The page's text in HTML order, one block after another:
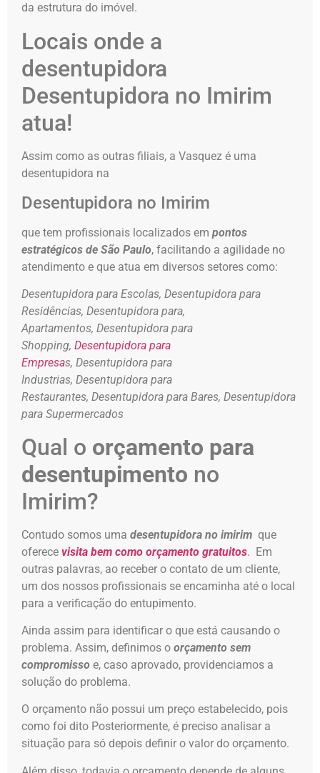
da estrutura do imóvel.
Locais onde a
desentupidora
Desentupidora no Imirim
atua!
Assim como as outras filiais, a Vasquez é uma
desentupidora na
Desentupidora no Imirim
que tem profissionais localizados em pontos
estratégicos de São Paulo, facilitando a agilidade no
atendimento e que atua em diversos setores como:
Desentupidora para Escolas, Desentupidora para
Residências, Desentupidora para,
Apartamentos, Desentupidora para
Shopping, Desentupidora para
Empresas, Desentupidora para
Industrias, Desentupidora para
Restaurantes, Desentupidora para Bares, Desentupidora
para Supermercados
Qual o orçamento para
desentupimento no
Imirim?
Contudo somos uma desentupidora no imirim que
oferece visita bem como orçamento gratuitos. Em
outras palavras, ao receber o contato de um cliente,
um dos nossos profissionais se encaminha até o local
para a verificação do entupimento.
Ainda assim para identificar o que está causando o
problema. Assim, definimos o orçamento sem
compromisso e, caso aprovado, providenciamos a
solução do problema.
O orçamento não possui um preço estabelecido, pois
como foi dito Posteriormente, é preciso analisar a
situação para só depois definir o valor do orçamento.